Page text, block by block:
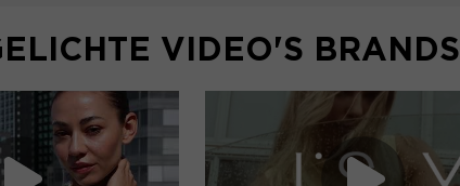
VIDEO'S BRANDS